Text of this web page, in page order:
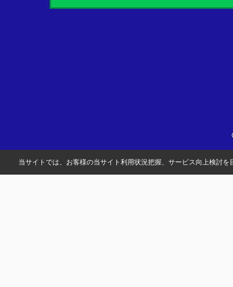
当サイトでは、お客様の当サイト利用状況把握、サービス向上検討